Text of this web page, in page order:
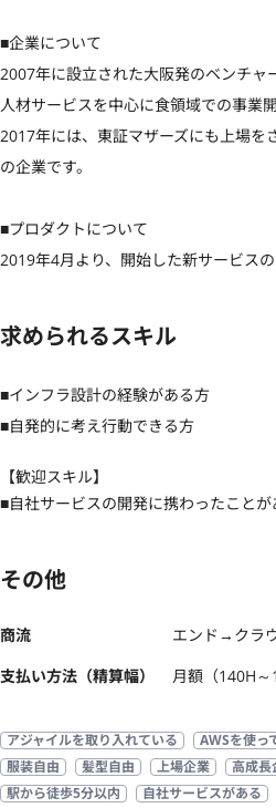
■企業について
2007年に設立された大阪発のベンチャ
人材サービスを中心に食領域での事業
2017年には、東証マザーズにも上場を
の企業です。
■プロダクトについて
2019年4月より、開始した新サービス
求められるスキル
■インフラ設計の経験がある方
■自発的に考え行動できる方
【歓迎スキル】
■自社サービスの開発に携わったことが
その他
商流
エンド→クラ
支払い方法（精算幅）
月額（140H～
アジャイルを取り入れている AWSを使っ
服装自由
髪型自由 上場企業 高成長
駅から徒歩5分以内
自社サービスがある